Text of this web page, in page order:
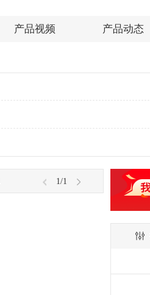
产品视频 产品动态
1/1